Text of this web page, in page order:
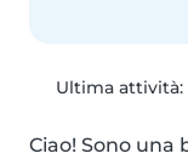
Ultima attività:
Ciao! Sono una